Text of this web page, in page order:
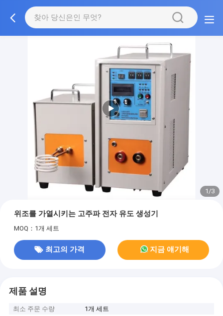
1/3
위조를 가열시키는 고주파 전자 유도 생성기
MOQ：1개 세트
최고의 가격 지금 얘기해
제품 설명
최소 주문 수량
1개 세트